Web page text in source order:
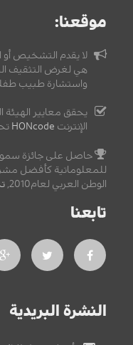
موقعنا:
لا يقدم التشخيص أو
هي لغرض التثقيف
واستشارة طبيب
يحقق معايير الهيئة
الإنترنت HONcode
حاصل على جائزة سمو
للمعلوماتية كأفضل
الوطن العربي لعام2010,
تابعنا
النشرة البريدية